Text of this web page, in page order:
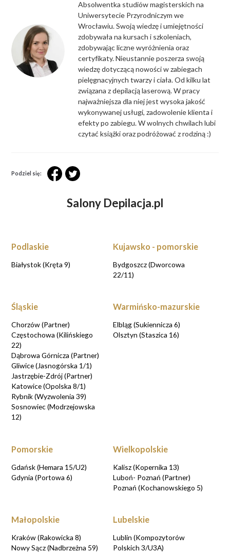
Absolwentka studiów magisterskich na
Uniwersytecie Przyrodniczym we
Wrocławiu. Swoją wiedzę i umiejętności
zdobywała na kursach i szkoleniach,
zdobywając liczne wyróżnienia oraz
certyfikaty. Nieustannie poszerza swoją
wiedzę dotyczącą nowości w zabiegach
pielęgnacyjnych twarzy i ciała. Od kilku lat
związana z depilacją laserową. W pracy
najważniejsza dla niej jest wysoka jakość
wykonywanej usługi, zadowolenie klienta i
efekty po zabiegu. W wolnych chwilach lubi
czytać książki oraz podróżować z rodziną :)
Podziel się:
Salony Depilacja.pl
Podlaskie
Białystok (Kręta 9)
Kujawsko - pomorskie
Bydgoszcz (Dworcowa
22/11)
Śląskie
Chorzów (Partner)
Częstochowa (Kilińskiego
22)
Dąbrowa Górnicza (Partner)
Gliwice (Jasnogórska 1/1)
Jastrzębie-Zdrój (Partner)
Katowice (Opolska 8/1)
Rybnik (Wyzwolenia 39)
Sosnowiec (Modrzejowska
12)
Warmińsko-mazurskie
Elbląg (Sukiennicza 6)
Olsztyn (Staszica 16)
Pomorskie
Gdańsk (Hemara 15/U2)
Gdynia (Portowa 6)
Wielkopolskie
Kalisz (Kopernika 13)
Luboń- Poznań (Partner)
Poznań (Kochanowskiego 5)
Małopolskie
Kraków (Rakowicka 8)
Nowy Sącz (Nadbrzeżna 59)
Lubelskie
Lublin (Kompozytorów
Polskich 3/U3A)